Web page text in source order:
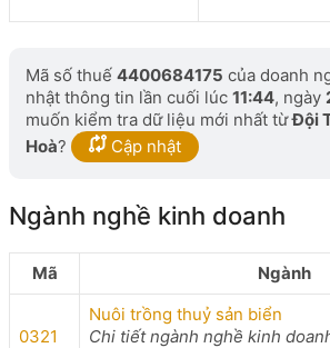
Mã số thuế 4400684175 của doanh
nhật thông tin lần cuối lúc 11:44, ngày
muốn kiểm tra dữ liệu mới nhất từĐội
Hoà? Cập nhật
Ngành nghề kinh doanh
Mã Ngành
0321
Nuôi trồng thuỷ sản biển
Chi tiết ngành nghề kinh